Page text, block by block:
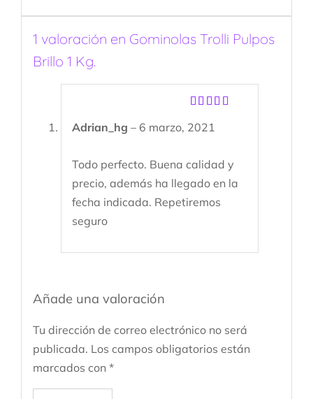
1 valoración en Gominolas Trolli Pulpos
Brillo 1 Kg.
con5de 5
Adrian_hg– 6 marzo, 2021
Todo perfecto. Buena calidad y
precio, además ha llegado en la
fecha indicada. Repetiremos
seguro
Añade una valoración
Tu dirección de correo electrónico no será
publicada. Los campos obligatorios están
marcados con *